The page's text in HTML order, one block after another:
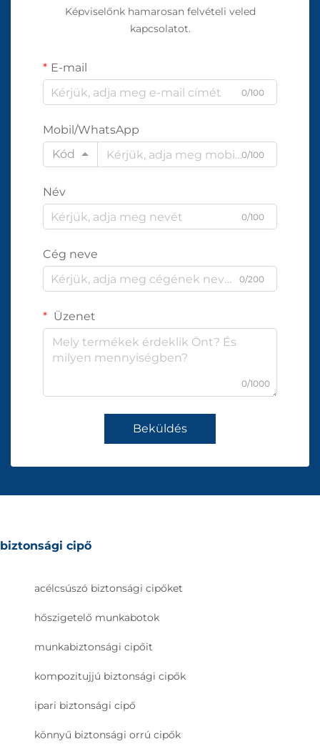
Képviselőnk hamarosan felvételi veled
kapcsolatot.
E-mail
0/100
Mobil/WhatsApp
Kód
0/100
Név
0/100
Cég neve
0/200
Üzenet
0/1000
Beküldés
biztonsági cipő
acélcsúszó biztonsági cipőket
hőszigetelő munkabotok
munkabiztonsági cipőit
kompozitujjú biztonsági cipők
ipari biztonsági cipő
könnyű biztonsági orrú cipők